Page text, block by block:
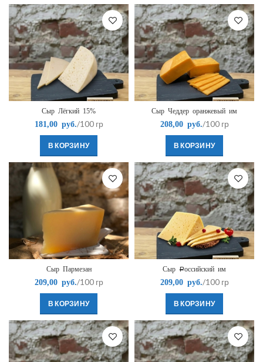
Сыр Лёгкий 15%
181,00руб. /100 гр
В КОРЗИНУ
Сыр Чеддер оранжевый им
208,00руб. /100 гр
В КОРЗИНУ
Сыр Пармезан
209,00руб. /100 гр
В КОРЗИНУ
Сыр Российский им
209,00руб. /100 гр
В КОРЗИНУ